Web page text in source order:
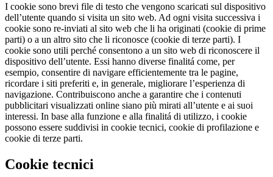
I cookie sono brevi file di testo che vengono scaricati sul dispositivo
dell’utente quando si visita un sito web. Ad ogni visita successiva i
cookie sono re-inviati al sito web che li ha originati (cookie di prime
parti) o a un altro sito che li riconosce (cookie di terze parti). I
cookie sono utili perché consentono a un sito web di riconoscere il
dispositivo dell’utente. Essi hanno diverse finalitá come, per
esempio, consentire di navigare efficientemente tra le pagine,
ricordare i siti preferiti e, in generale, migliorare l’esperienza di
navigazione. Contribuiscono anche a garantire che i contenuti
pubblicitari visualizzati online siano più mirati all’utente e ai suoi
interessi. In base alla funzione e alla finalitá di utilizzo, i cookie
possono essere suddivisi in cookie tecnici, cookie di profilazione e
cookie di terze parti.
Cookie tecnici